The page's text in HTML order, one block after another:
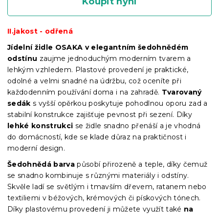
II.jakost - odřená
Jídelní židle OSAKA v elegantním šedohnědém
odstínu zaujme jednoduchým moderním tvarem a
lehkým vzhledem. Plastové provedení je praktické,
odolné a velmi snadné na údržbu, což oceníte při
každodenním používání doma i na zahradě. Tvarovaný
sedák s vyšší opěrkou poskytuje pohodlnou oporu zad a
stabilní konstrukce zajišťuje pevnost při sezení. Díky
lehké konstrukci se židle snadno přenáší a je vhodná
do domácností, kde se klade důraz na praktičnost i
moderní design.
Šedohnědá barva působí přirozeně a teple, díky čemuž
se snadno kombinuje s různými materiály i odstíny.
Skvěle ladí se světlým i tmavším dřevem, ratanem nebo
textiliemi v béžových, krémových či pískových tónech.
Díky plastovému provedení ji můžete využít také na